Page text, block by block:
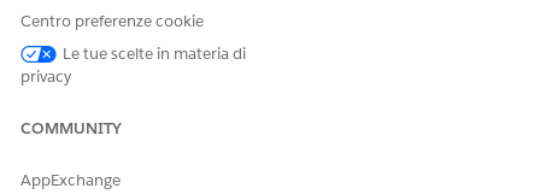
Centro preferenze cookie
Le tue scelte in materia di
privacy
COMMUNITY
AppExchange